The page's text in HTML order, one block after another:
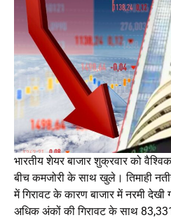
भारतीय शेयर बाजार शुक्रवार को
बीच कमजोरी के साथ खुले। तिमाही
में गिरावट के कारण बाजार में नरमी
अधिक अंकों की गिरावट के साथ